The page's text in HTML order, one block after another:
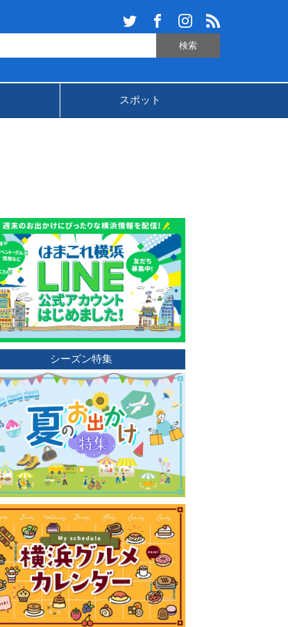
スポット
シーズン特集